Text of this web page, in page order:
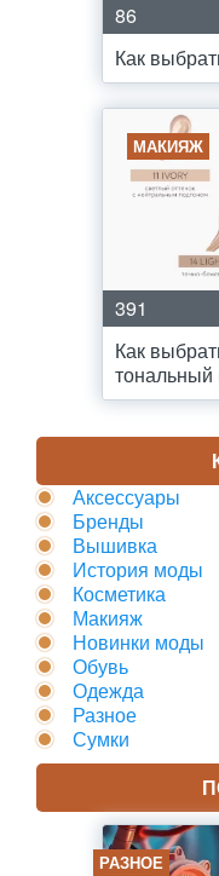
86
Как
МАКИЯЖ
391
Как
тональный
Аксессуары
Бренды
Вышивка
История моды
Косметика
Макияж
Новинки моды
Обувь
Одежда
Разное
Сумки
РАЗНОЕ